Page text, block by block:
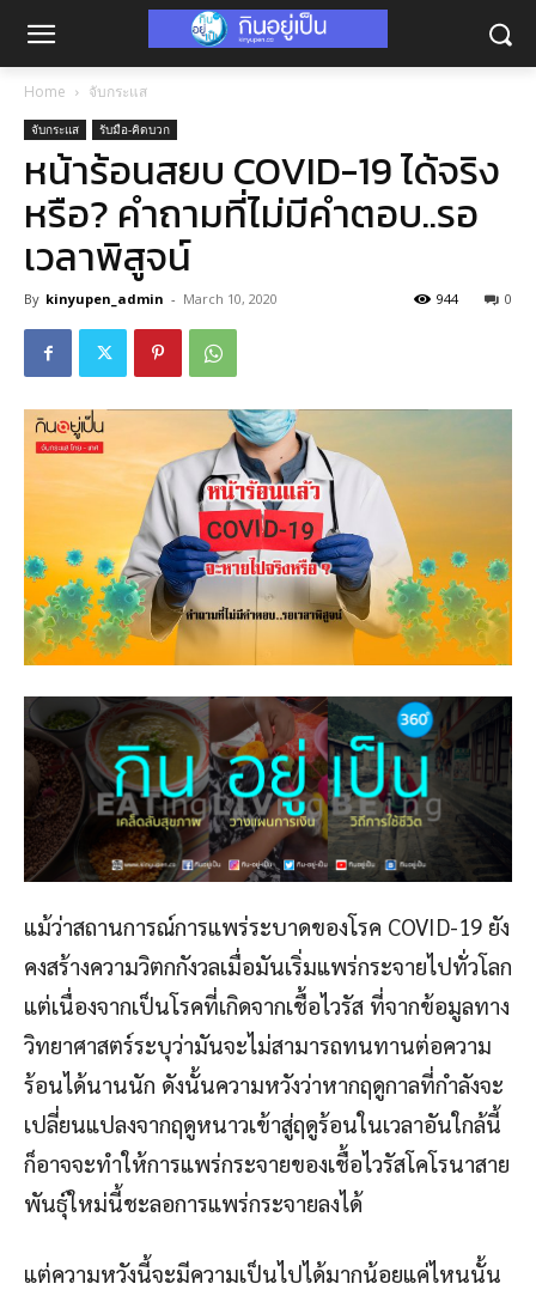
Home จับกระแส
จับกระแส รับมือ-คิดบวก
หน้าร้อนสยบ COVID-19 ได้จริง
หรือ? คำถามที่ไม่มีคำตอบ..รอ
เวลาพิสูจน์
By kinyupen_admin - March 10, 2020 0
944
แม้ว่าสถานการณ์การแพร่ระบาดของโรค COVID-19 ยัง
คงสร้างความวิตกกังวลเมื่อมันเริ่มแพร่กระจายไปทั่วโลก
แต่เนื่องจากเป็นโรคที่เกิดจากเชื้อไวรัส ที่จากข้อมูลทาง
วิทยาศาสตร์ระบุว่ามันจะไม่สามารถทนทานต่อความ
ร้อนได้นานนัก ดังนั้นความหวังว่าหากฤดูกาลที่กำลังจะ
เปลี่ยนแปลงจากฤดูหนาวเข้าสู่ฤดูร้อนในเวลาอันใกล้นี้
ก็อาจจะทำให้การแพร่กระจายของเชื้อไวรัสโคโรนาสาย
พันธุ์ใหม่นี้ชะลอการแพร่กระจายลงได้
แต่ความหวังนี้จะมีความเป็นไปได้มากน้อยแค่ไหนนั้น